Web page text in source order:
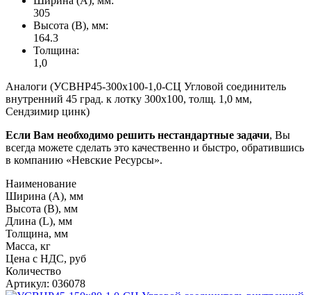
305
Высота (В), мм:
164.3
Толщина:
1,0
Аналоги (УСВНР45-300х100-1,0-СЦ Угловой соединитель
внутренний 45 град. к лотку 300х100, толщ. 1,0 мм,
Сендзимир цинк)
Если Вам необходимо решить нестандартные задачи, Вы
всегда можете сделать это качественно и быстро, обратившись
в компанию «Невские Ресурсы».
Наименование
Ширина (А), мм
Высота (В), мм
Длина (L), мм
Толщина, мм
Масса, кг
Цена с НДС, руб
Количество
Артикул: 036078